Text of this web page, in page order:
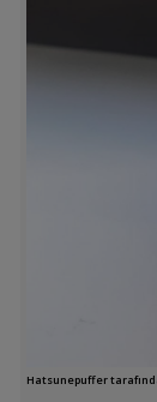
Hatsunepuffer